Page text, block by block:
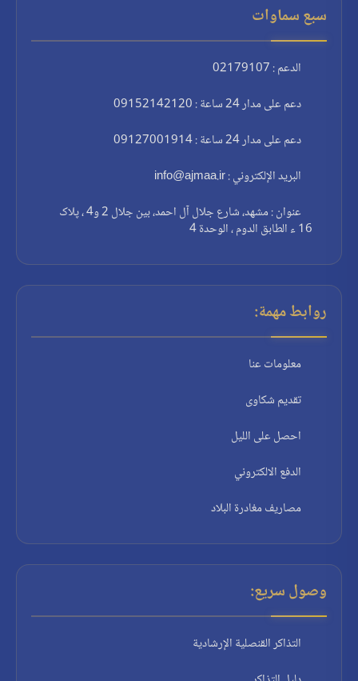
سبع سماوات
الدعم : 02179107
دعم على مدار 24 ساعة : 09152142120
دعم على مدار 24 ساعة : 09127001914
البريد الإلكتروني : info@ajmaa.ir
عنوان : مشهد، شارع جلال آل احمد، بين جلال 2 و4 ، پلاک
16 ء الطابق الدوم ، الوحدة 4
روابط مهمة:
معلومات عنا
تقديم شكاوى
احصل على الليل
الدفع الالكتروني
مصاريف مغادرة البلاد
وصول سريع:
التذاكر القنصلية الإرشادية